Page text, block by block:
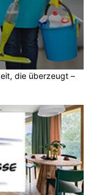
die überzeugt –